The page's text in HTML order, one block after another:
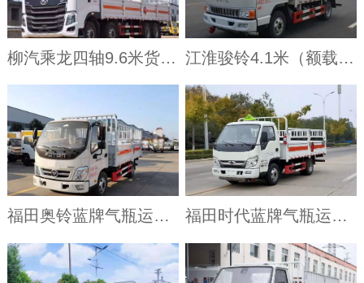
柳汽乘龙四轴9.6米货厢气瓶运输车 江淮骏铃4.1米（额载3.8吨）气瓶车
福田奥铃蓝牌气瓶运输车 福田时代蓝牌气瓶运输车